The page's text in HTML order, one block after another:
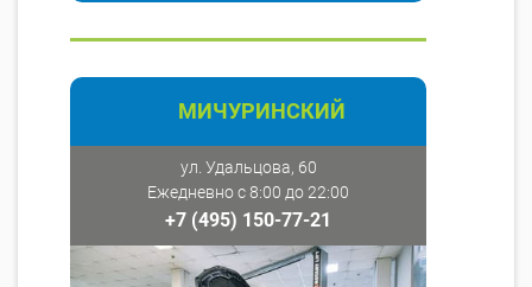
МИЧУРИНСКИЙ
ул. Удальцова, 60
Ежедневно с 8:00 до 22:00
+7 (495) 150-77-21